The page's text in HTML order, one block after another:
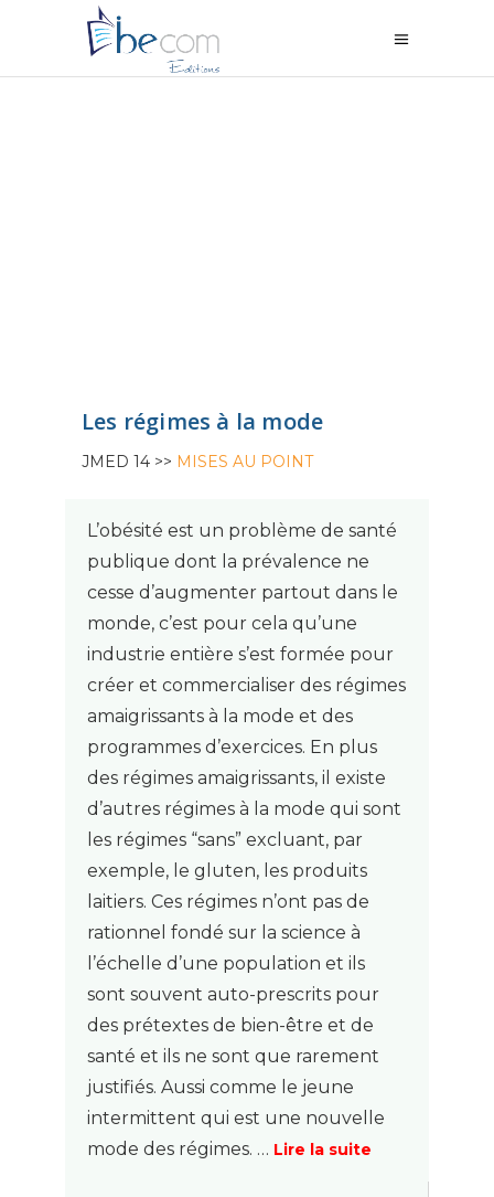
Les régimes à la mode
JMED 14 >> MISES AU POINT
L’obésité est un problème de santé
publique dont la prévalence ne
cesse d’augmenter partout dans le
monde, c’est pour cela qu’une
industrie entière s’est formée pour
créer et commercialiser des régimes
amaigrissants à la mode et des
programmes d’exercices. En plus
des régimes amaigrissants, il existe
d’autres régimes à la mode qui sont
les régimes “sans” excluant, par
exemple, le gluten, les produits
laitiers. Ces régimes n’ont pas de
rationnel fondé sur la science à
l’échelle d’une population et ils
sont souvent auto-prescrits pour
des prétextes de bien-être et de
santé et ils ne sont que rarement
justifiés. Aussi comme le jeune
intermittent qui est une nouvelle
mode des régimes. … Lire la suite